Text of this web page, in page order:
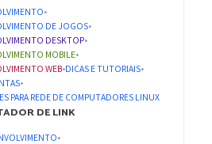
•
DE JOGOS•
DESKTOP•
MOBILE•
WEB•DICAS E TUTORIAIS•
•
PARA REDE DE COMPUTADORES LINUX
DE LINK
•